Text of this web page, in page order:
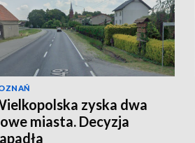
zyska dwa
miasta. Decyzja